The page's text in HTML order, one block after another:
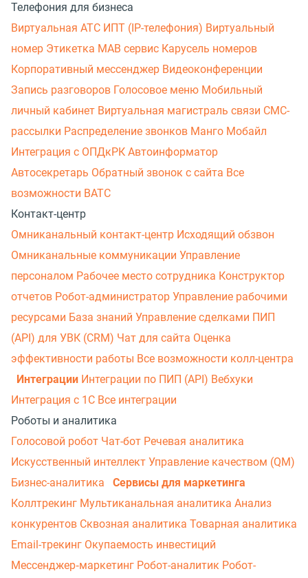
Телефония для бизнеса
Виртуальная АТС ИПТ (IP-телефония) Виртуальный
номер Этикетка МАВ сервис Карусель номеров
Корпоративный мессенджер Видеоконференции
Запись разговоров Голосовое меню Мобильный
личный кабинет Виртуальная магистраль связи СМС-
рассылки Распределение звонков Манго Мобайл
Интеграция с ОПДкРК Автоинформатор
Автосекретарь Обратный звонок с сайта Все
возможности ВАТС
Контакт-центр
Омниканальный контакт-центр Исходящий обзвон
Омниканальные коммуникации Управление
персоналом Рабочее место сотрудника Конструктор
отчетов Робот-администратор Управление рабочими
ресурсами База знаний Управление сделками ПИП
(API) для УВК (CRM) Чат для сайта Оценка
эффективности работы Все возможности колл-центра
Интеграции Интеграции по ПИП (API) Вебхуки
Интеграция с 1С Все интеграции
Роботы и аналитика
Голосовой робот Чат-бот Речевая аналитика
Искусственный интеллект Управление качеством (QM)
Бизнес-аналитика
Сервисы для маркетинга
Коллтрекинг Мультиканальная аналитика Анализ
конкурентов Сквозная аналитика Товарная аналитика
Email-трекинг Окупаемость инвестиций
Мессенджер‑маркетинг Робот-аналитик Робот-